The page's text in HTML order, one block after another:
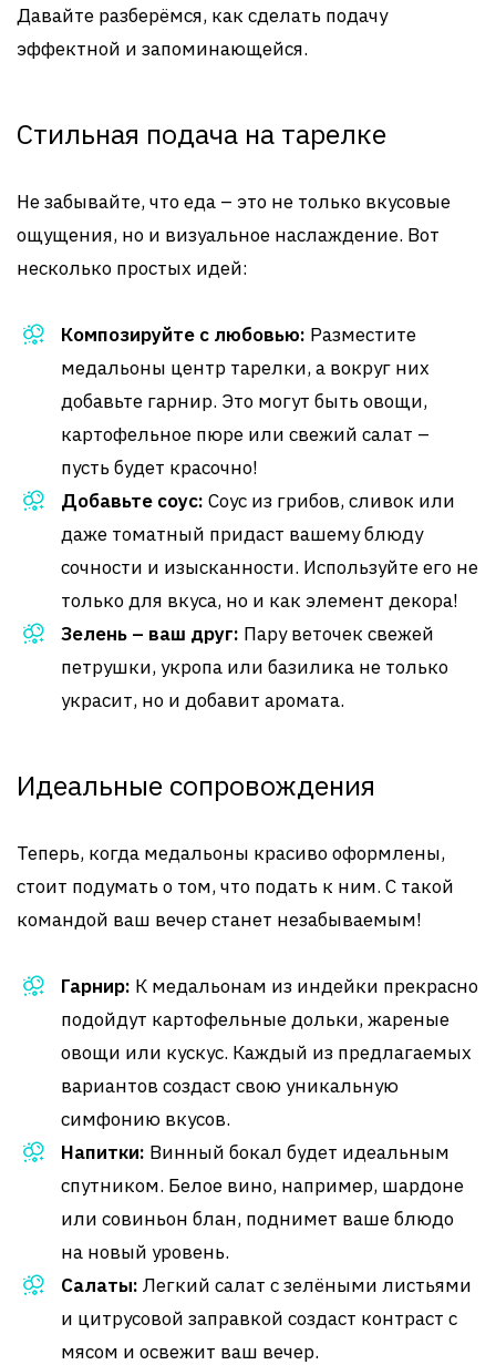
Давайте разберёмся, как сделать подачу
эффектной и запоминающейся.
Стильная подача на тарелке
Не забывайте, что еда – это не только вкусовые
ощущения, но и визуальное наслаждение. Вот
несколько простых идей:
Композируйте с любовью: Разместите
медальоны центр тарелки, а вокруг них
добавьте гарнир. Это могут быть овощи,
картофельное пюре или свежий салат –
пусть будет красочно!
Добавьте соус: Соус из грибов, сливок или
даже томатный придаст вашему блюду
сочности и изысканности. Используйте его не
только для вкуса, но и как элемент декора!
Зелень – ваш друг: Пару веточек свежей
петрушки, укропа или базилика не только
украсит, но и добавит аромата.
Идеальные сопровождения
Теперь, когда медальоны красиво оформлены,
стоит подумать о том, что подать к ним. С такой
командой ваш вечер станет незабываемым!
Гарнир: К медальонам из индейки прекрасно
подойдут картофельные дольки, жареные
овощи или кускус. Каждый из предлагаемых
вариантов создаст свою уникальную
симфонию вкусов.
Напитки: Винный бокал будет идеальным
спутником. Белое вино, например, шардоне
или совиньон блан, поднимет ваше блюдо
на новый уровень.
Салаты: Легкий салат с зелёными листьями
и цитрусовой заправкой создаст контраст с
мясом и освежит ваш вечер.